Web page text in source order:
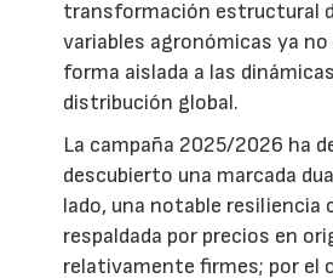
transformación estructural
variables agronómicas ya no
forma aislada a las
distribución global.
La campaña 2025/2026 ha
descubierto una marcada
lado, una notable resiliencia
respaldada por precios en
relativamente firmes; por el